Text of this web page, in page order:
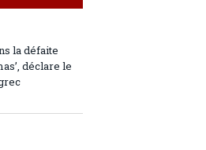
la défaite
déclare le